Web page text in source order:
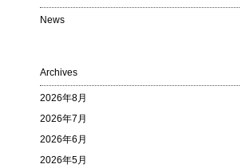
News
Archives
2026年8月
2026年7月
2026年6月
2026年5月